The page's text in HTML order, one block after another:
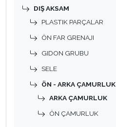
DIŞ AKSAM
PLASTIK PARÇALAR
ÖN FAR GRENAJI
GIDON GRUBU
SELE
ÖN - ARKA ÇAMURLUK
ARKA ÇAMURLUK
ÖN ÇAMURLUK